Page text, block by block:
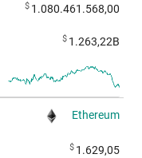
$ 1.080.461.568,00
$ 1.263,22B
Ethereum
$ 1.629,05